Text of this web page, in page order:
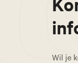
Wil je